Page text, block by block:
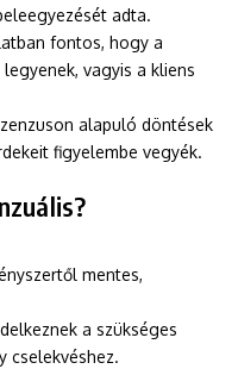
adta.
fontos, hogy a
vagyis a kliens
alapuló döntések
figyelembe vegyék.
mentes,
a szükséges
cselekvéshez.